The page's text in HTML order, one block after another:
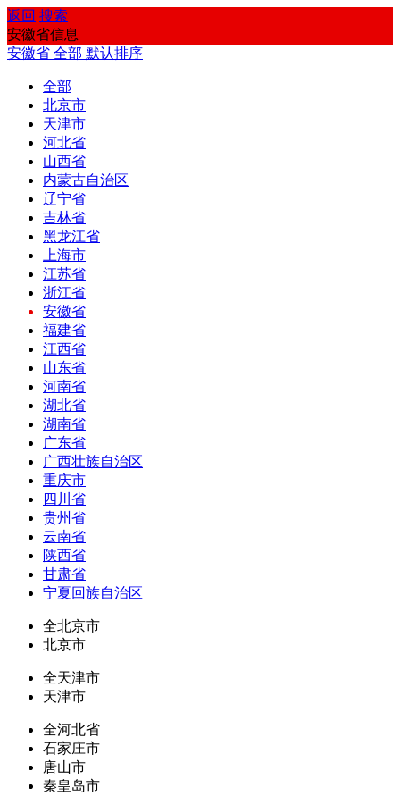
返回 搜索
安徽省信息
安徽省 全部 默认排序
全部
北京市
天津市
河北省
山西省
内蒙古自治区
辽宁省
吉林省
黑龙江省
上海市
江苏省
浙江省
安徽省
福建省
江西省
山东省
河南省
湖北省
湖南省
广东省
广西壮族自治区
重庆市
四川省
贵州省
云南省
陕西省
甘肃省
宁夏回族自治区
全北京市
北京市
全天津市
天津市
全河北省
石家庄市
唐山市
秦皇岛市